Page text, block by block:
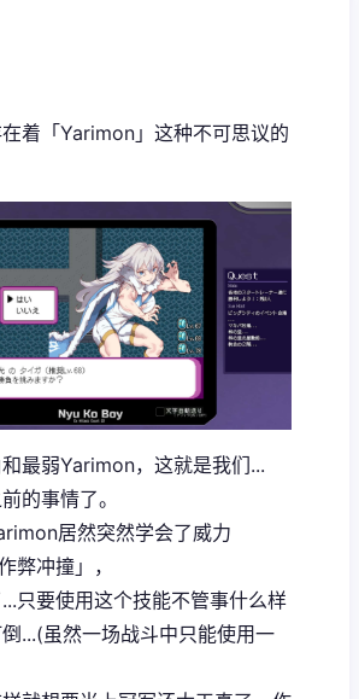
着「Yarimon」这种不可思议的
最弱Yarimon，这就是我们...
的事情了。
居然突然学会了威力
弊冲撞」，
只要使用这个技能不管事什么样
...(虽然一场战斗中只能使用一